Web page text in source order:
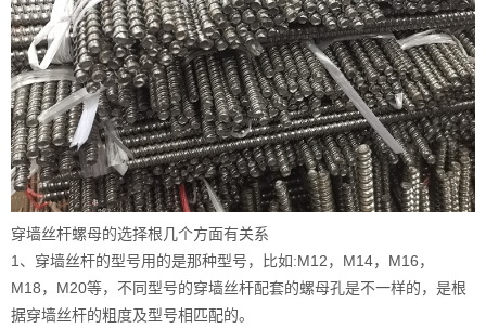
穿墙丝杆螺母的选择根几个方面有关系
1、穿墙丝杆的型号用的是那种型号，比如:M12，M14，M16，
M18，M20等，不同型号的穿墙丝杆配套的螺母孔是不一样的，是根
据穿墙丝杆的粗度及型号相匹配的。